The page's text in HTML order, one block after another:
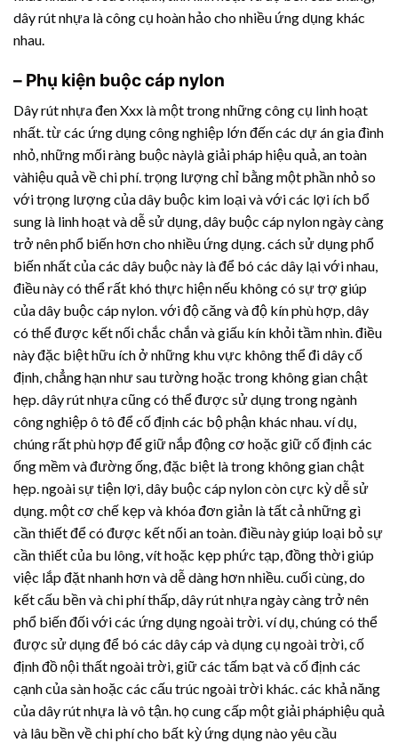
dây rút nhựa là công cụ hoàn hảo cho nhiều ứng dụng khác
nhau.
– Phụ kiện buộc cáp nylon
Dây rút nhựađen Xxx là một trong những công cụ linh hoạt
nhất. từ các ứng dụng công nghiệp lớn đến các dự án gia đình
nhỏ, những mối ràng buộc nàylà giải pháp hiệu quả, an toàn
vàhiệu quả về chi phí. trọng lượng chỉ bằng một phần nhỏ so
với trọng lượng của dây buộc kim loại và với các lợi ích bổ
sung là linh hoạt và dễ sử dụng, dây buộc cáp nylon ngày càng
trở nên phổ biến hơn cho nhiều ứng dụng. cách sử dụng phổ
biến nhất của các dây buộc này là để bó các dây lại với nhau,
điều này có thể rất khó thực hiện nếu không có sự trợ giúp
của dây buộc cáp nylon. với độ căng và độ kín phù hợp, dây
có thể được kết nối chắc chắn và giấu kín khỏi tầm nhìn. điều
này đặc biệt hữu ích ở những khu vực không thể đi dây cố
định, chẳng hạn như sau tường hoặc trong không gian chật
hẹp.dây rút nhựacũng có thể được sử dụng trong ngành
công nghiệp ô tô để cố định các bộ phận khác nhau. ví dụ,
chúng rất phù hợp để giữ nắp động cơ hoặc giữ cố định các
ống mềm và đường ống, đặc biệt là trong không gian chật
hẹp. ngoài sự tiện lợi, dây buộc cáp nylon còn cực kỳ dễ sử
dụng. một cơ chế kẹp và khóa đơn giản là tất cả những gì
cần thiết để có được kết nối an toàn. điều này giúp loại bỏ sự
cần thiết của bu lông, vít hoặc kẹp phức tạp, đồng thời giúp
việc lắp đặt nhanh hơn và dễ dàng hơn nhiều. cuối cùng, do
kết cấu bền và chi phí thấp,dây rút nhựangày càng trở nên
phổ biến đối với các ứng dụng ngoài trời. ví dụ, chúng có thể
được sử dụng để bó các dây cáp và dụng cụ ngoài trời, cố
định đồ nội thất ngoài trời, giữ các tấm bạt và cố định các
cạnh của sàn hoặc các cấu trúc ngoài trời khác. các khả năng
củadây rút nhựa là vô tận. họ cung cấp một giải pháphiệu quả
và lâu bền về chi phí cho bất kỳ ứng dụng nào yêu cầu